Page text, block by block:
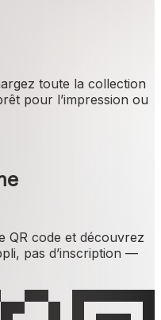
toute la collection
pour l’impression ou
QR code et découvrez
pas d’inscription —